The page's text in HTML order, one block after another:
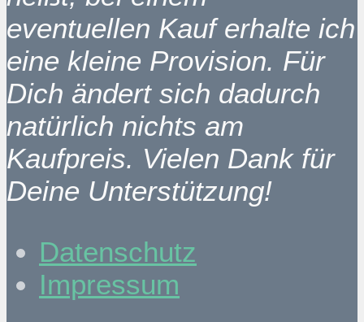
eventuellen Kauf erhalte ich
eine kleine Provision. Für
Dich ändert sich dadurch
natürlich nichts am
Kaufpreis. Vielen Dank für
Deine Unterstützung!
Datenschutz
Impressum